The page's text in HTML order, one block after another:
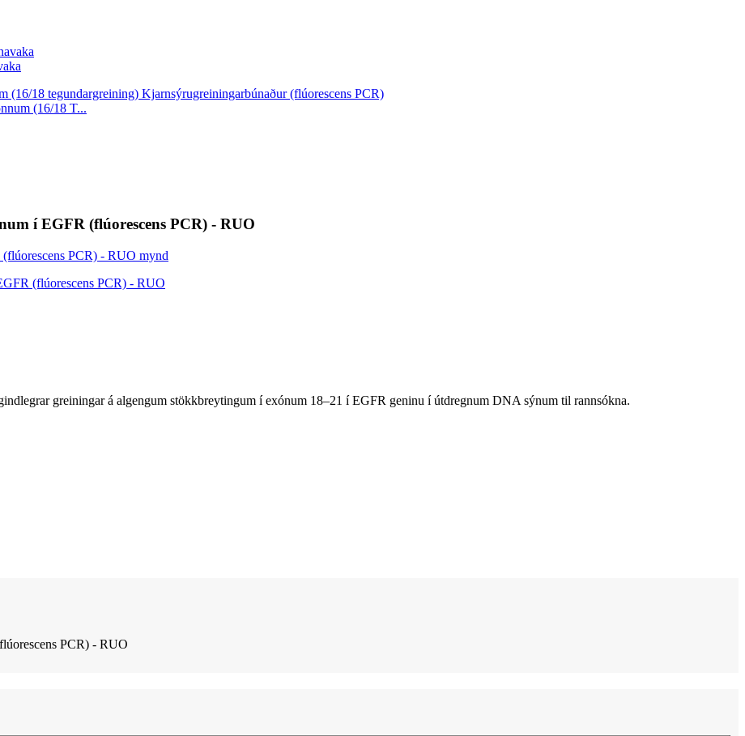
(16/18 T...
í EGFR (flúorescens PCR) - RUO
greiningar á algengum stökkbreytingum í exónum 18–21 í EGFR geninu í útdregnum DNA sýnum til rannsókna.
PCR) - RUO